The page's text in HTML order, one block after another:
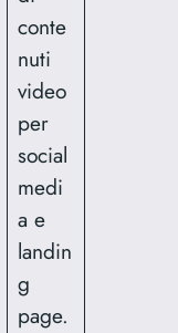
conte
nuti
video
per
social
medi
a e
landin
g
page.